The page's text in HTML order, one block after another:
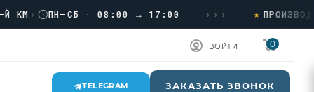
› ПН–СБ · 08:00 → 17:00 ›››
ВОЙТИ 0
TELEGRAM ЗАКАЗАТЬ ЗВОНОК